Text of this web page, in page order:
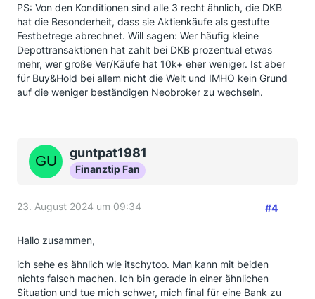
PS: Von den Konditionen sind alle 3 recht ähnlich, die DKB
hat die Besonderheit, dass sie Aktienkäufe als gestufte
Festbetrege abrechnet. Will sagen: Wer häufig kleine
Depottransaktionen hat zahlt bei DKB prozentual etwas
mehr, wer große Ver/Käufe hat 10k+ eher weniger. Ist aber
für Buy&Hold bei allem nicht die Welt und IMHO kein Grund
auf die weniger beständigen Neobroker zu wechseln.
guntpat1981
Finanztip Fan
23. August 2024 um 09:34 #4
Hallo zusammen,
ich sehe es ähnlich wie itschytoo. Man kann mit beiden
nichts falsch machen. Ich bin gerade in einer ähnlichen
Situation und tue mich schwer, mich final für eine Bank zu